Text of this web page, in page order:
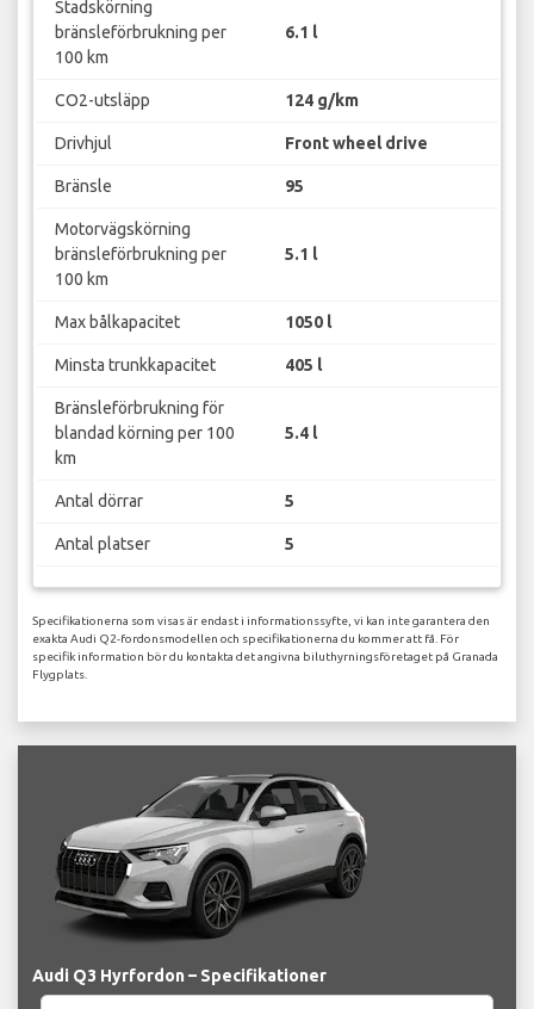
Stadskörning
bränsleförbrukning per
100 km
6.1 l
CO2-utsläpp 124 g/km
Drivhjul Front wheel drive
Bränsle 95
Motorvägskörning
bränsleförbrukning per
100 km
5.1 l
Max bålkapacitet 1050 l
Minsta trunkkapacitet 405 l
Bränsleförbrukning för
blandad körning per 100
km
5.4 l
Antal dörrar 5
Antal platser 5
Specifikationerna som visas är endast i informationssyfte, vi kan inte garantera den
exakta Audi Q2-fordonsmodellen och specifikationerna du kommer att få. För
specifik information bör du kontakta det angivna biluthyrningsföretaget på Granada
Flygplats.
Audi Q3 Hyrfordon – Specifikationer